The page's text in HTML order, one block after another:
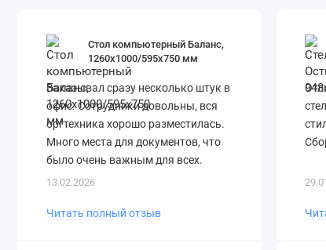
• Вес кровати: 25,2 кг
• Вес кровати с упаковкой: 28,6 кг
• Размеры упаковки: 91x85x13.8 см
• Размер кровати: 167,5х87,5х80 см
• Размер бортика: 24х55 см
Стол компьютерный Баланс,
1260х1000/595х750 мм
Заказывал сразу несколько штук в
офис. Сотрудники довольны, вся
оргтехника хорошо разместилась.
Много места для документов, что
было очень важным для всех.
Доставили оперативно! В целом,
13.02.2026
Читать полный отзыв